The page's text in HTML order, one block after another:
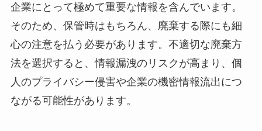
企業にとって極めて重要な情報を含んでいます。
そのため、保管時はもちろん、廃棄する際にも細
心の注意を払う必要があります。不適切な廃棄方
法を選択すると、情報漏洩のリスクが高まり、個
人のプライバシー侵害や企業の機密情報流出につ
ながる可能性があります。